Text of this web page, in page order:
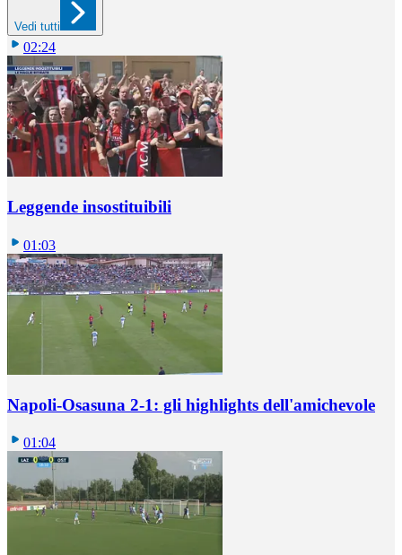
Vedi tutti
02:24
Leggende insostituibili
01:03
Napoli-Osasuna 2-1: gli highlights dell'amichevole
01:04